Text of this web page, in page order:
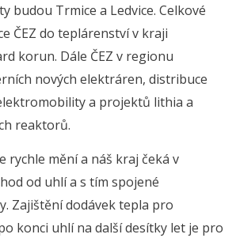
budou Trmice a Ledvice. Celkové
ČEZ do teplárenství v kraji
korun. Dále ČEZ v regionu
nových elektráren, distribuce
a projektů lithia a
reaktorů.
rychle mění a náš kraj čeká v
od uhlí a s tím spojené
Zajištění dodávek tepla pro
konci uhlí na další desítky let je pro